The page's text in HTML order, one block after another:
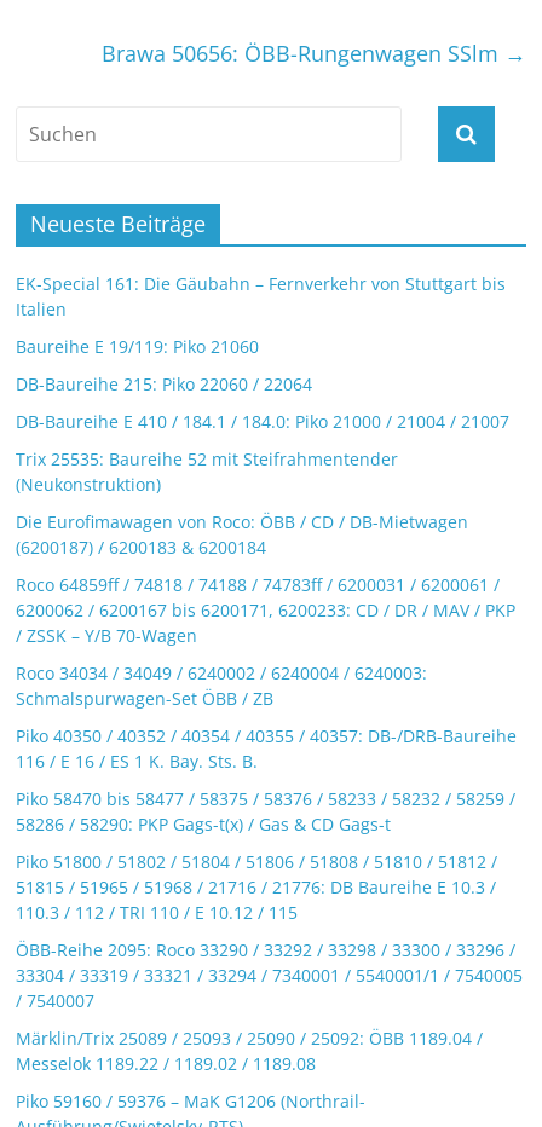
Brawa 50656: ÖBB-Rungenwagen SSlm →
Neueste Beiträge
EK-Special 161: Die Gäubahn – Fernverkehr von Stuttgart bis
Italien
Baureihe E 19/119: Piko 21060
DB-Baureihe 215: Piko 22060 / 22064
DB-Baureihe E 410 / 184.1 / 184.0: Piko 21000 / 21004 / 21007
Trix 25535: Baureihe 52 mit Steifrahmentender
(Neukonstruktion)
Die Eurofimawagen von Roco: ÖBB / CD / DB-Mietwagen
(6200187) / 6200183 & 6200184
Roco 64859ff / 74818 / 74188 / 74783ff / 6200031 / 6200061 /
6200062 / 6200167 bis 6200171, 6200233: CD / DR / MAV / PKP
/ ZSSK – Y/B 70-Wagen
Roco 34034 / 34049 / 6240002 / 6240004 / 6240003:
Schmalspurwagen-Set ÖBB / ZB
Piko 40350 / 40352 / 40354 / 40355 / 40357: DB-/DRB-Baureihe
116 / E 16 / ES 1 K. Bay. Sts. B.
Piko 58470 bis 58477 / 58375 / 58376 / 58233 / 58232 / 58259 /
58286 / 58290: PKP Gags-t(x) / Gas & CD Gags-t
Piko 51800 / 51802 / 51804 / 51806 / 51808 / 51810 / 51812 /
51815 / 51965 / 51968 / 21716 / 21776: DB Baureihe E 10.3 /
110.3 / 112 / TRI 110 / E 10.12 / 115
ÖBB-Reihe 2095: Roco 33290 / 33292 / 33298 / 33300 / 33296 /
33304 / 33319 / 33321 / 33294 / 7340001 / 5540001/1 / 7540005
/ 7540007
Märklin/Trix 25089 / 25093 / 25090 / 25092: ÖBB 1189.04 /
Messelok 1189.22 / 1189.02 / 1189.08
Piko 59160 / 59376 – MaK G1206 (Northrail-